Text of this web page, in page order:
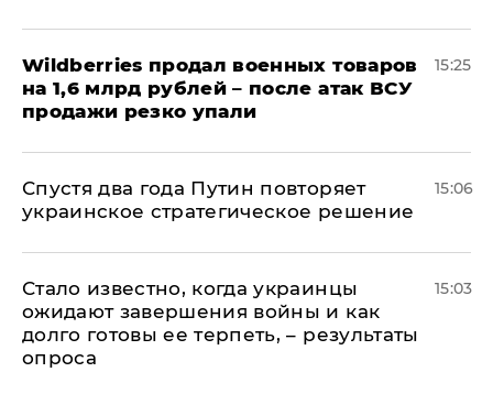
​Wildberries продал военных товаров
на 1,6 млрд рублей – после атак ВСУ
продажи резко упали
15:25
Спустя два года Путин повторяет
украинское стратегическое решение
15:06
Стало известно, когда украинцы
ожидают завершения войны и как
долго готовы ее терпеть, – результаты
опроса
15:03